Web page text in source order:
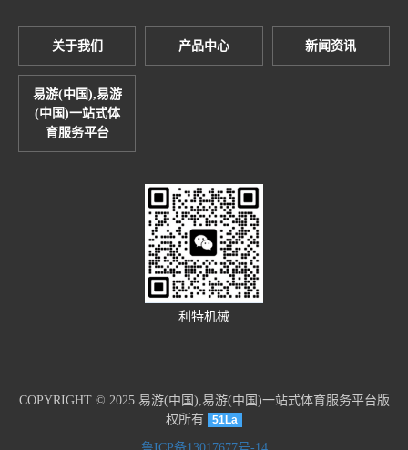
关于我们 产品中心 新闻资讯
易游(中国),易游
(中国)一站式体
育服务平台
利特机械
COPYRIGHT © 2025 易游(中国),易游(中国)一站式体育服务平台版
权所有
51La